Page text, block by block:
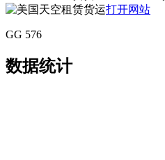
打开网站
GG 576
数据统计